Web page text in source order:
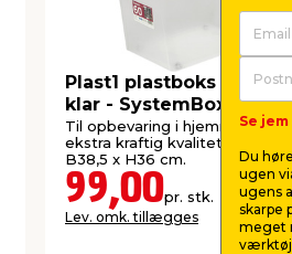
Plast1 plastboks m/låg
klar - SystemBox 60
Til opbevaring i hjemmet. Lavet i
ekstra kraftig kvalitet. Mål: L55 x
B38,5 x H36 cm.
99,00pr. stk.
Lev. omk. tillægges
Se
Du
ugen
ugens
skarpe
meget